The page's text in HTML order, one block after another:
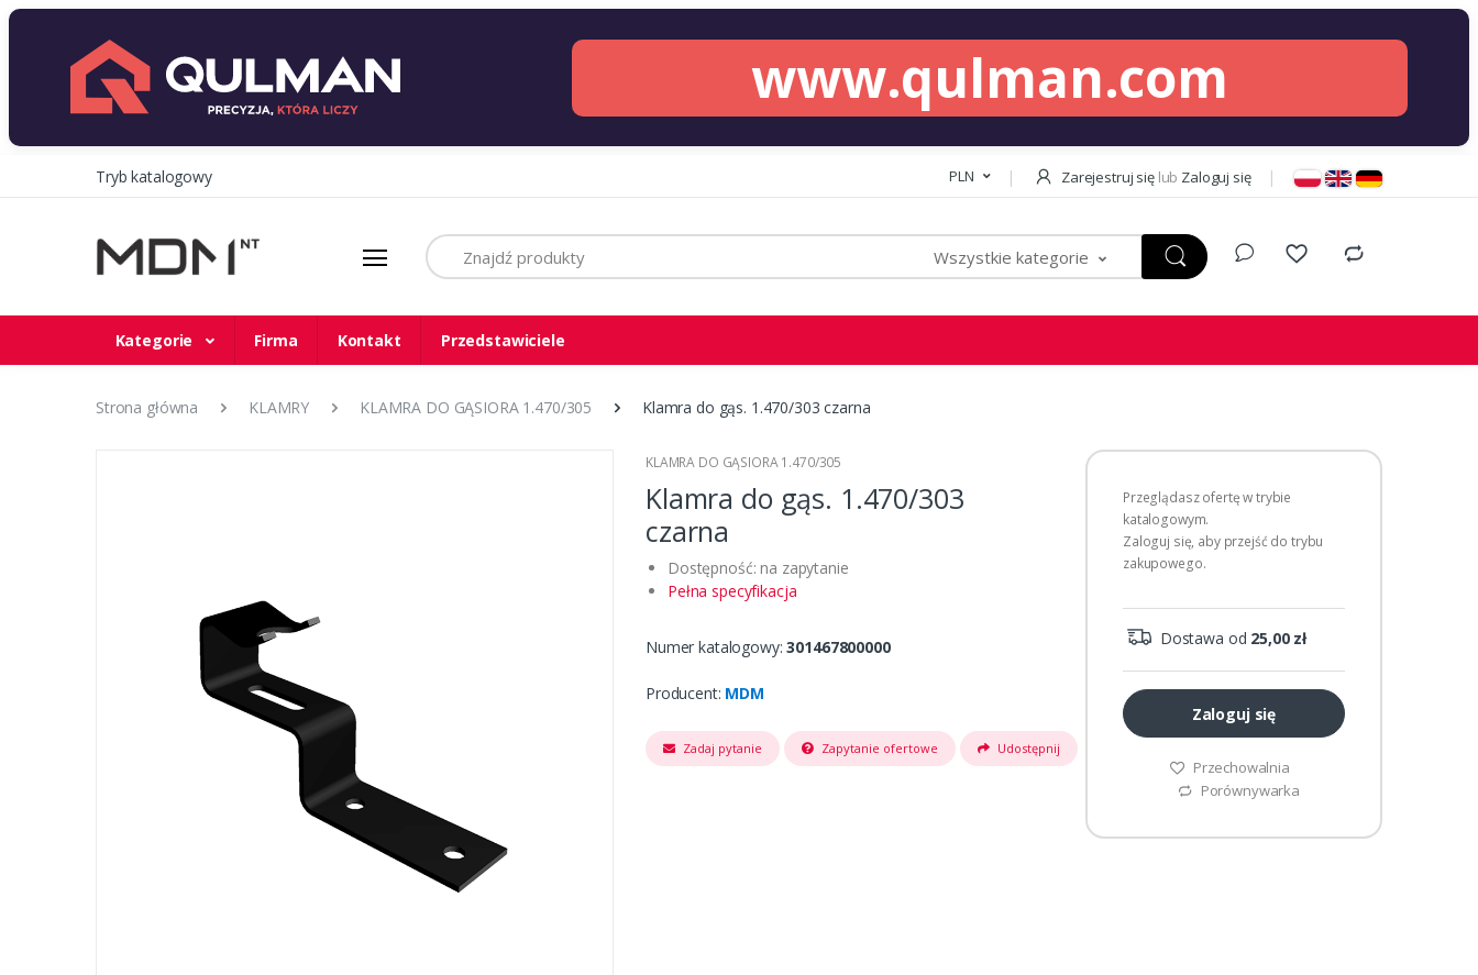
www.qulman.com
Tryb katalogowy PLN Zarejestruj się lub Zaloguj się
Szukaj
Wszystkie kategorie
Kategorie Firma Kontakt Przedstawiciele
Strona główna KLAMRY KLAMRA DO GĄSIORA 1.470/305 Klamra do gąs. 1.470/303 czarna
KLAMRA DO GĄSIORA 1.470/305
Klamra do gąs. 1.470/303
czarna
Dostępność: na zapytanie
Pełna specyfikacja
Numer katalogowy:301467800000
Producent: MDM
Zadaj pytanie Zapytanie ofertowe Udostępnij
Przeglądasz ofertę w trybie
katalogowym.
Zaloguj się, aby przejść do trybu
zakupowego.
Dostawa od 25,00 zł
Zaloguj się
Przechowalnia
Porównywarka